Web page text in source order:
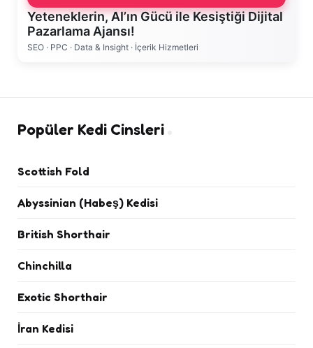
Yeteneklerin, AI’ın Gücü ile Kesiştiği Dijital
Pazarlama Ajansı!
SEO · PPC · Data & Insight · İçerik Hizmetleri
Popüler Kedi Cinsleri
Scottish Fold
Abyssinian (Habeş) Kedisi
British Shorthair
Chinchilla
Exotic Shorthair
İran Kedisi